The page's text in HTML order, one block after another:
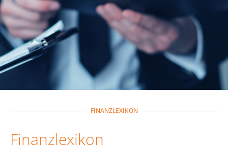
FINANZLEXIKON
Finanzlexikon